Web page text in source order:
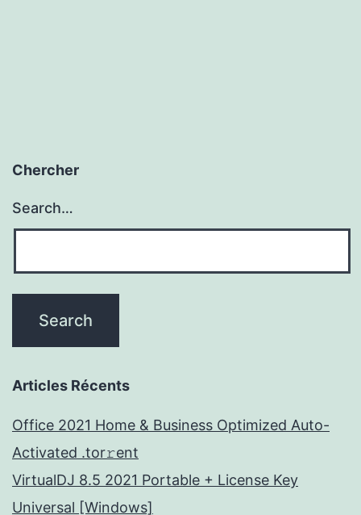
Chercher
Search…
Articles Récents
Office 2021 Home & Business Optimized Auto-
Activated .tor𝚛ent
VirtualDJ 8.5 2021 Portable + License Key
Universal [Windows]